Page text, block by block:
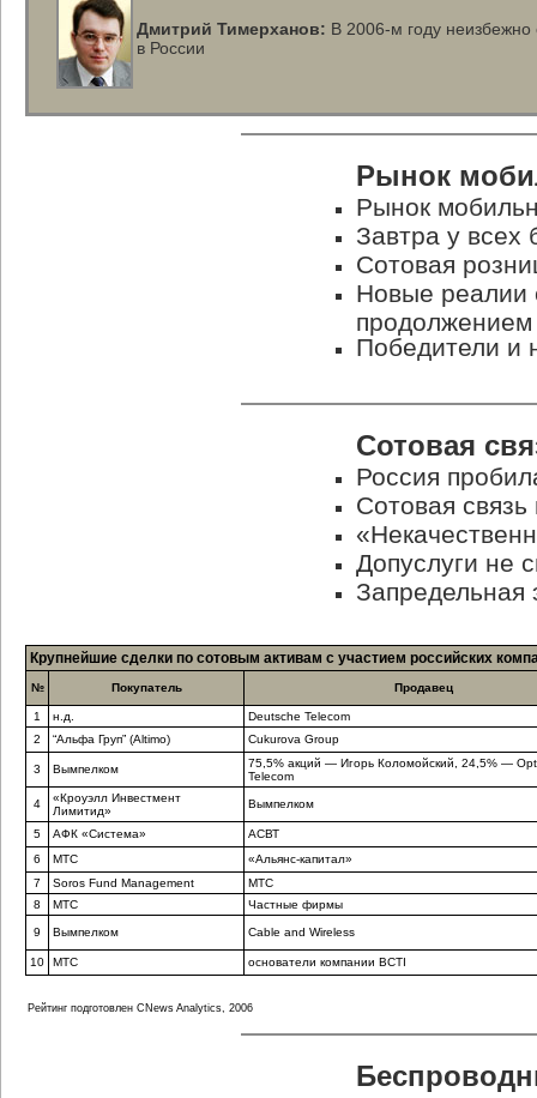
Дмитрий Тимерханов: В 2006-м году
в России
Рынок
Рынок
Завтра у
Сотовая
Новые реалии
продолжением
Победители и
Сотовая
Россия
Сотовая
Допуслуги не
Запредельная
Крупнейшие сделки по сотовым активам с участием российских
№ Покупатель Продавец
1 н.д.
Deutsche Telecom
2
“Альфа Груп” (Altimo) Cukurova Group
3 Вымпелком
75,5% акций — Игорь Коломойский, 24,5% —
Telecom
4
«Кроуэлл Инвестмент
Лимитид»
Вымпелком
5 АФК «Система»
АСВТ
6
МТС
«Альянс-капитал»
7
Soros Fund Management
МТС
8
МТС Частные фирмы
9 Вымпелком Cable and Wireless
10 МТС основатели компании BCTI
Рейтинг подготовлен CNews Analytics, 2006